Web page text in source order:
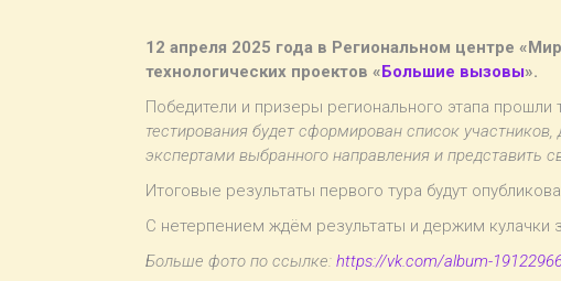
12 апреля 2025 года в Региональном центре
технологических проектов «Большие вызовы».
Победители и призеры регионального этапа прошли
тестирования будет сформирован список
экспертами выбранного направления и представить
Итоговые результаты первого тура будут
С нетерпением ждём результаты и держим кулачки
Больше фото по ссылке: https://vk.com/album-